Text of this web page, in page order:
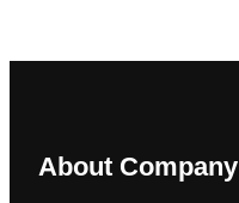
About Company